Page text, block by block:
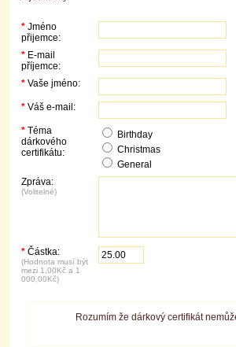
* Jméno
přijemce:
* E-mail
příjemce:
* Vaše jméno:
* Váš e-mail:
* Téma
dárkového
certifikátu:
Birthday
Christmas
General
Zpráva:
(Volitelné)
* Částka:
(Hodnota musí být
mezi 1,00Kč a 1
000,00Kč)
Rozumím že dárkový certifikát